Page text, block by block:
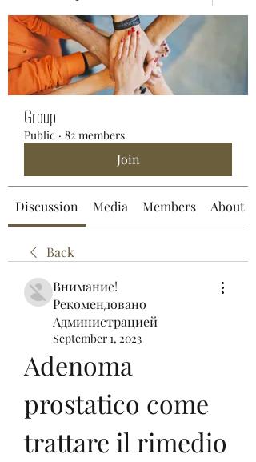
Group
Public · 82 members
Join
Discussion Media Members About
Back
Внимание!
Рекомендовано
Администрацией
September 1, 2023
Adenoma
prostatico come
trattare il rimedio